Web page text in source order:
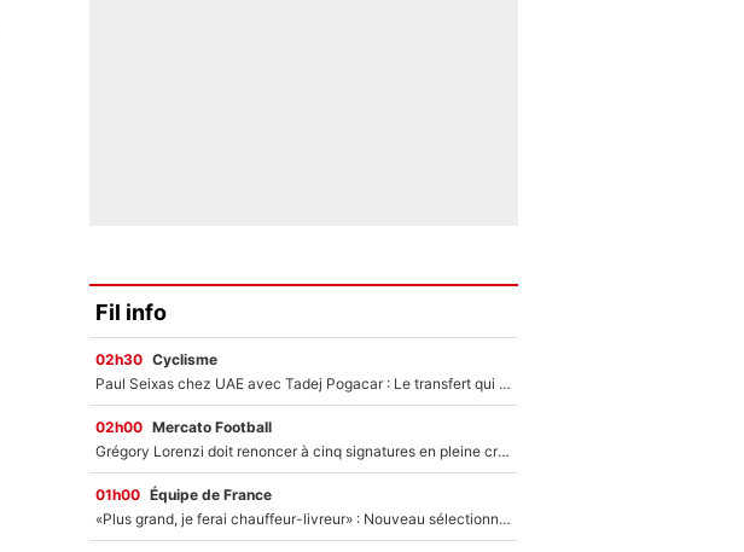
Fil info
02h30 Cyclisme
Paul Seixas chez UAE avec Tadej Pogacar : Le transfert qui effraie le peloton, «c’est la pire des choses qui puisse arriver»
02h00 Mercato Football
Grégory Lorenzi doit renoncer à cinq signatures en pleine crise financière : L’IA propose sept noms à l’OM pour un mercato réussi... à seulement 5M€ !
01h00 Équipe de France
«Plus grand, je ferai chauffeur-livreur» : Nouveau sélectionneur des Bleus, Zinédine Zidane s’était imaginé un avenir très différent lorsqu'il était enfant